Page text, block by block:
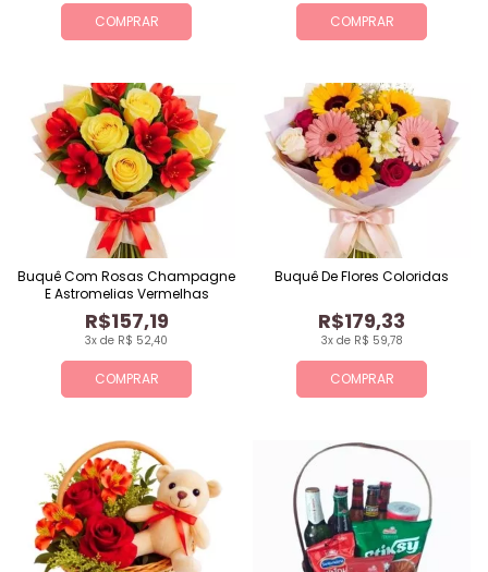
COMPRAR COMPRAR
COMPRAR
3x de R$ 52,40
R$157,19
Buquê Com Rosas Champagne
E Astromelias Vermelhas
COMPRAR
3x de R$ 59,78
R$179,33
Buquê De Flores Coloridas